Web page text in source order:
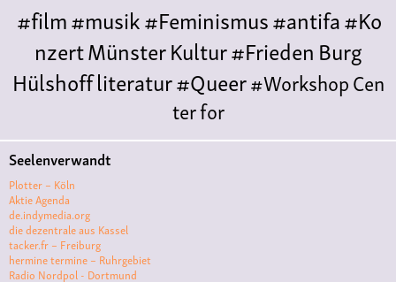
#film#musik#Feminismus#antifa#Ko
nzertMünsterKultur#FriedenBurg
Hülshoffliteratur#Queer#WorkshopCen
ter for
LiteraturePolyamoriePolytreff#liveKonzert
Polyamorietreff
Monogamie
ismuskunstantisemitismus
Seelenverwandt
Plotter – Köln
Aktie Agenda
de.indymedia.org
die dezentrale aus Kassel
tacker.fr – Freiburg
hermine termine – Ruhrgebiet
Radio Nordpol - Dortmund